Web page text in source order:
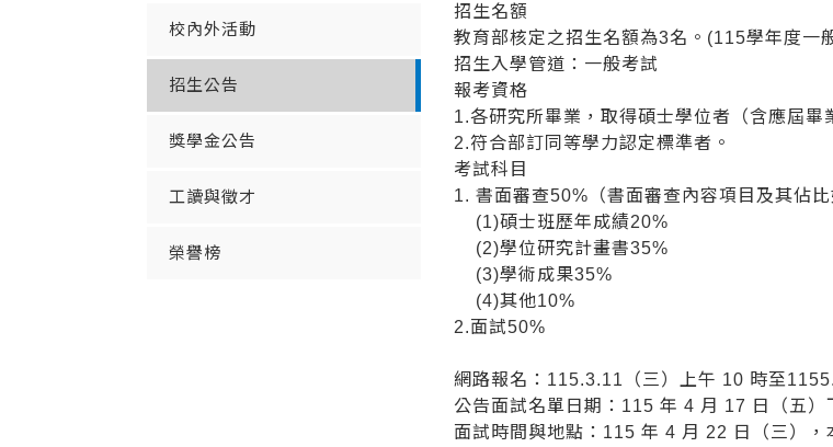
校內外活動
招生公告
獎學金公告
工讀與徵才
榮譽榜
招生名額
教育部核定之招生名額為3名。(115學年度一
招生入學管道：一般考試
報考資格
1.各研究所畢業，取得碩士學位者（含應屆畢
2.符合部訂同等學力認定標準者。
考試科目
1. 書面審查50%（書面審查內容項目及其佔
(1)碩士班歷年成績20%
(2)學位研究計畫書35%
(3)學術成果35%
(4)其他10%
2.面試50%
網路報名：115.3.11（三）上午 10 時至
公告面試名單日期：115 年 4 月 17 日（五）
面試時間與地點：115 年 4 月 22 日（三），